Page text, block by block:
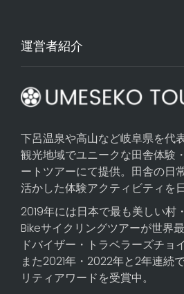
運営者紹介
下呂温泉や高山など岐阜県を代
観光地域でユニークな田舎体験
ートツアーにて提供。田舎の日
活かした体験アクティビティを
2019年には日本で最も美しい村
Bikeサイクリングツアーが世界
ドバイザー・トラベラーズチョ
また2021年・2022年と2年連続
リティアワードを受賞中。